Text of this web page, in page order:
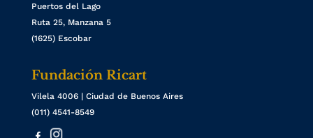
Puertos del Lago
Ruta 25, Manzana 5
(1625) Escobar
Fundación Ricart
Vilela 4006 | Ciudad de Buenos Aires
(011) 4541-8549